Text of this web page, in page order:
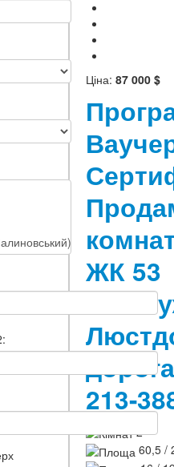
Ціна: 87 000 $
ЖК 53
дорога
213-
2
60,5 /